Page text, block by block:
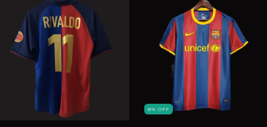
8% OFF